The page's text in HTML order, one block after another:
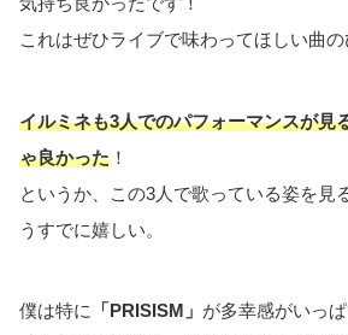
これはぜひライブで味わってほしい曲の
イルミネも3人でのパフォーマンスが見
ゃ良かった ！
というか、この3人で歌っている姿を見
うすでに嬉しい。
僕は特に 「PRISISM」 が多幸感がいっ